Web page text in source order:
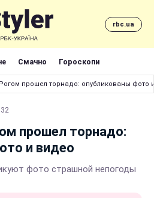
rbc.ua
Смачно Гороскопи
прошел торнадо: опубликованы фото
прошел торнадо:
и видео
фото страшной непогоды